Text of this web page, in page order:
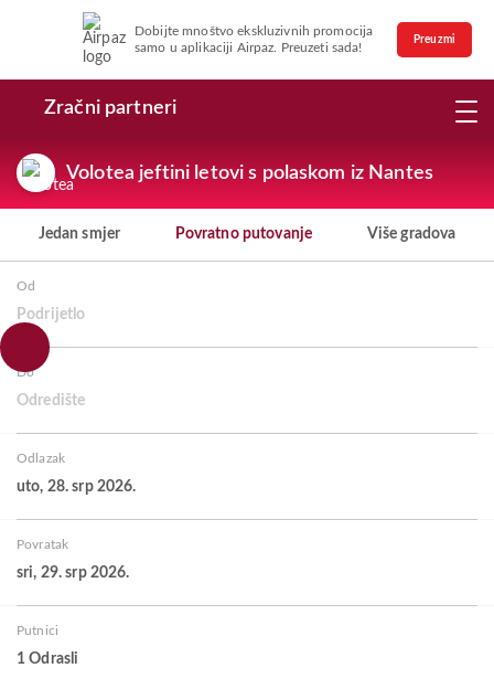
Dobijte mnoštvo ekskluzivnih promocija
samo u aplikaciji Airpaz. Preuzeti sada!
Preuzmi
Zračni partneri
Volotea jeftini letovi s polaskom iz Nantes
Jedan smjer Povratno putovanje Više gradova
Od
Podrijetlo
Do
Odredište
Odlazak
uto, 28. srp 2026.
Povratak
sri, 29. srp 2026.
Putnici
1 Odrasli